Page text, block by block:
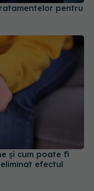
pentru
și cum poate fi
efectul